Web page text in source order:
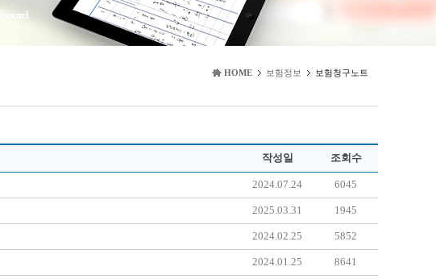
HOME 보험정보 보험청구노트
작성일 조회수
2024.07.24 6045
2025.03.31 1945
2024.02.25 5852
2024.01.25 8641